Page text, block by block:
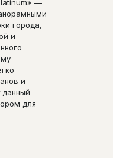
—
города,
и
и
данный
для